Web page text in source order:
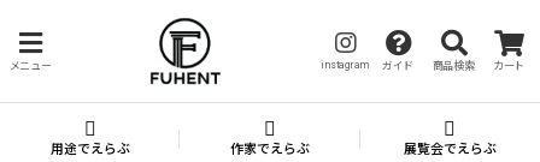
メニュー instagram ガイド 商品検索 カート
用途でえらぶ 作家でえらぶ 展覧会でえらぶ